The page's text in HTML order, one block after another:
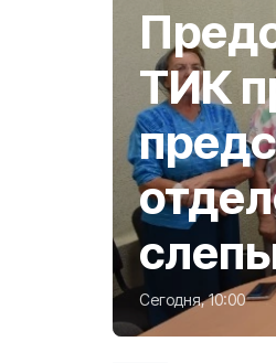
ТИК
Сегодня, 10:00